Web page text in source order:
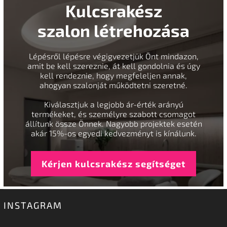
Kulcsrakész
szalon létrehozása
Lépésről lépésre végigvezetjük Önt mindazon,
amit be kell szereznie, át kell gondolnia és úgy
kell rendeznie, hogy megfeleljen annak,
ahogyan szalonját működtetni szeretné.
Kiválasztjuk a legjobb ár-érték arányú
termékeket, és személyre szabott csomagot
állítunk össze Önnek. Nagyobb projektek esetén
akár 15%-os egyedi kedvezményt is kínálunk.
Kérjen kulcsrakész segítséget
INSTAGRAM